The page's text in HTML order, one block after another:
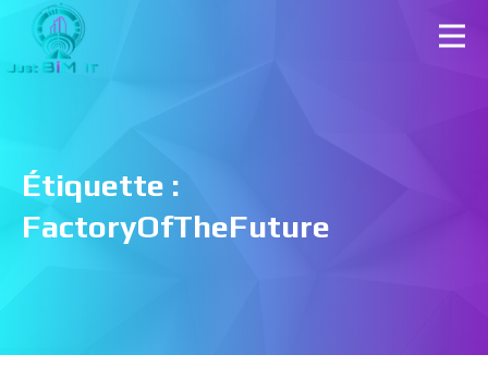
Étiquette :
FactoryOfTheFuture